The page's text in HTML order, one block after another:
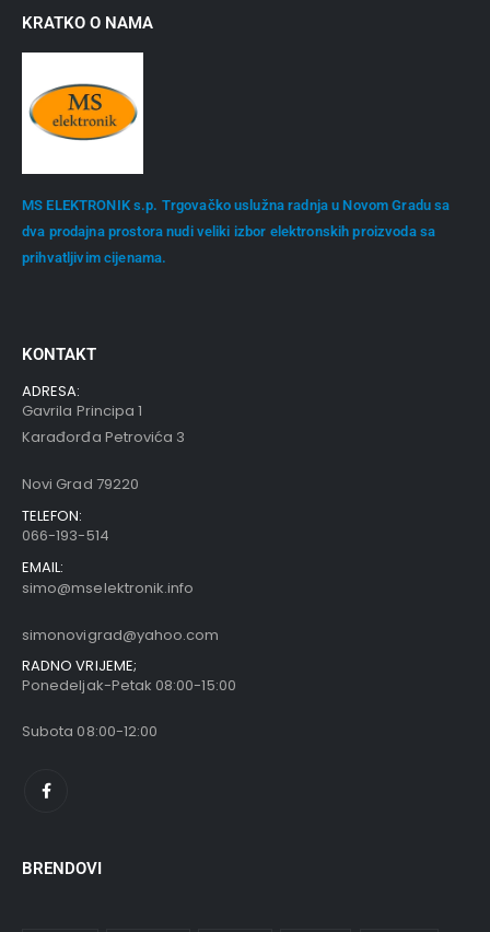
KRATKO O NAMA
MS ELEKTRONIK s.p. Trgovačko uslužna radnja u Novom Gradu sa
dva prodajna prostora nudi veliki izbor elektronskih proizvoda sa
prihvatljivim cijenama.
KONTAKT
ADRESA:
Gavrila Principa 1
Karađorđa Petrovića 3
Novi Grad 79220
TELEFON:
066-193-514
EMAIL:
simo@mselektronik.info
simonovigrad@yahoo.com
RADNO VRIJEME;
Ponedeljak-Petak 08:00-15:00
Subota 08:00-12:00
BRENDOVI